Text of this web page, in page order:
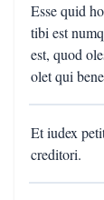
Esse quid
tibi est
est, quod
olet qui
Et iudex
creditori.